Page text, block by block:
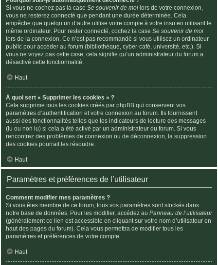
Si vous ne cochez pas la case Se souvenir de moi lors de votre connexion,
vous ne resterez connecté que pendant une durée déterminée. Cela
empêche que quelqu’un d’autre utilise votre compte à votre insu en utilisant le
même ordinateur. Pour rester connecté, cochez la case Se souvenir de moi
lors de la connexion. Ce n’est pas recommandé si vous utilisez un ordinateur
public pour accéder au forum (bibliothèque, cyber-café, université, etc.). Si
vous ne voyez pas cette case, cela signifie qu’un administrateur du forum a
désactivé cette fonctionnalité.
Haut
À quoi sert « Supprimer les cookies » ?
Cela supprime tous les cookies créés par phpBB qui conservent vos
paramètres d’authentification et votre connexion au forum. Ils fournissent
aussi des fonctionnalités telles que les indicateurs de lecture des messages
(lu ou non lu) si cela a été activé par un administrateur du forum. Si vous
rencontrez des problèmes de connexion ou de déconnexion, la suppression
des cookies pourrait les résoudre.
Haut
Paramètres et préférences de l’utilisateur
Comment modifier mes paramètres ?
Si vous êtes membre de ce forum, tous vos paramètres sont stockés dans
notre base de données. Pour les modifier, accédez au Panneau de l’utilisateur
(généralement ce lien est accessible en cliquant sur votre nom d’utilisateur en
haut des pages du forum). Cela vous permettra de modifier tous les
paramètres et préférences de votre compte.
Haut